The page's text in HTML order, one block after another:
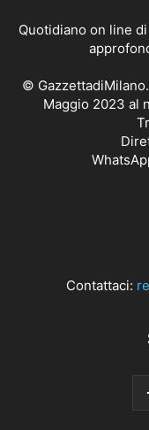
Quotidiano on line
©
Maggio 2023 al
Contattaci: